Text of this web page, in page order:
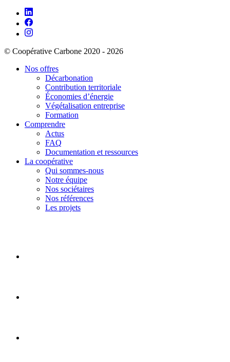
© Coopérative Carbone 2020 - 2026
Nos offres
Décarbonation
Contribution territoriale
Économies d’énergie
Végétalisation entreprise
Formation
Comprendre
Actus
FAQ
Documentation et ressources
La coopérative
Qui sommes-nous
Notre équipe
Nos sociétaires
Nos références
Les projets